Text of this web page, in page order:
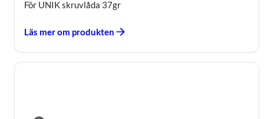
För UNIK skruvlåda 37gr
Läs mer om produkten